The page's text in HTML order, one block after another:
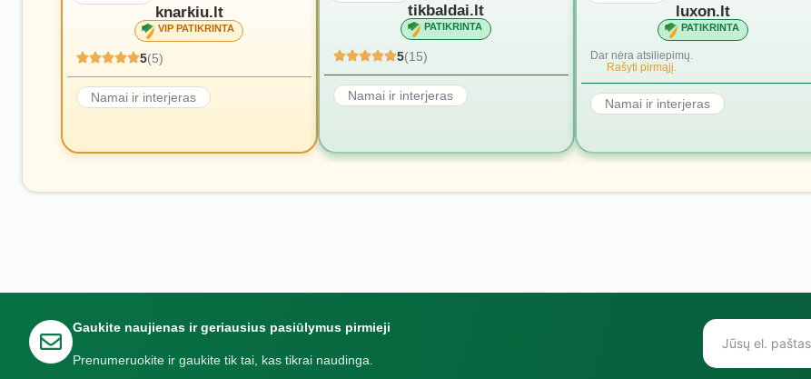
knarkiu.lt
VIP PATIKRINTA
5(5)
Namai ir interjeras
tikbaldai.lt
PATIKRINTA
5(15)
Namai ir interjeras
luxon.lt
PATIKRINTA
Dar nėra atsiliepimų.
Rašyti pirmąjį.
Namai ir interjeras
Gaukite naujienas ir geriausius pasiūlymus pirmieji
Prenumeruokite ir gaukite tik tai, kas tikrai naudinga.